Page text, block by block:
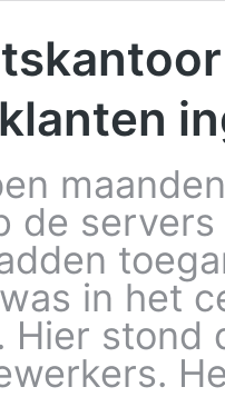
de
in het
Hier